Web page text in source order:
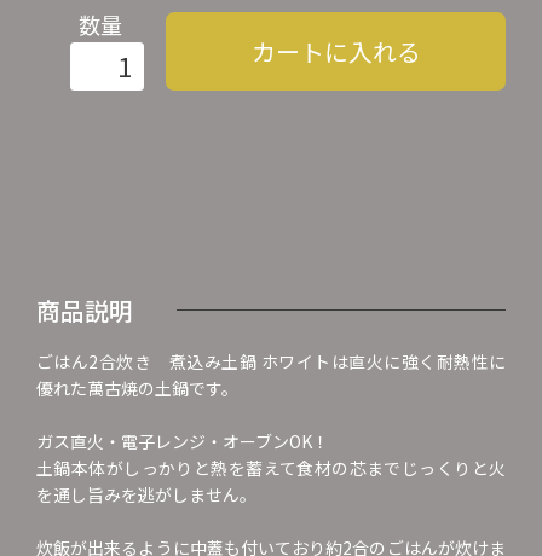
数量
カートに入れる
商品説明
ごはん2合炊き 煮込み土鍋 ホワイトは直火に強く耐熱性に
優れた萬古焼の土鍋です。
ガス直火・電子レンジ・オーブンOK！
土鍋本体がしっかりと熱を蓄えて食材の芯までじっくりと火
を通し旨みを逃がしません。
炊飯が出来るように中蓋も付いており約2合のごはんが炊けま